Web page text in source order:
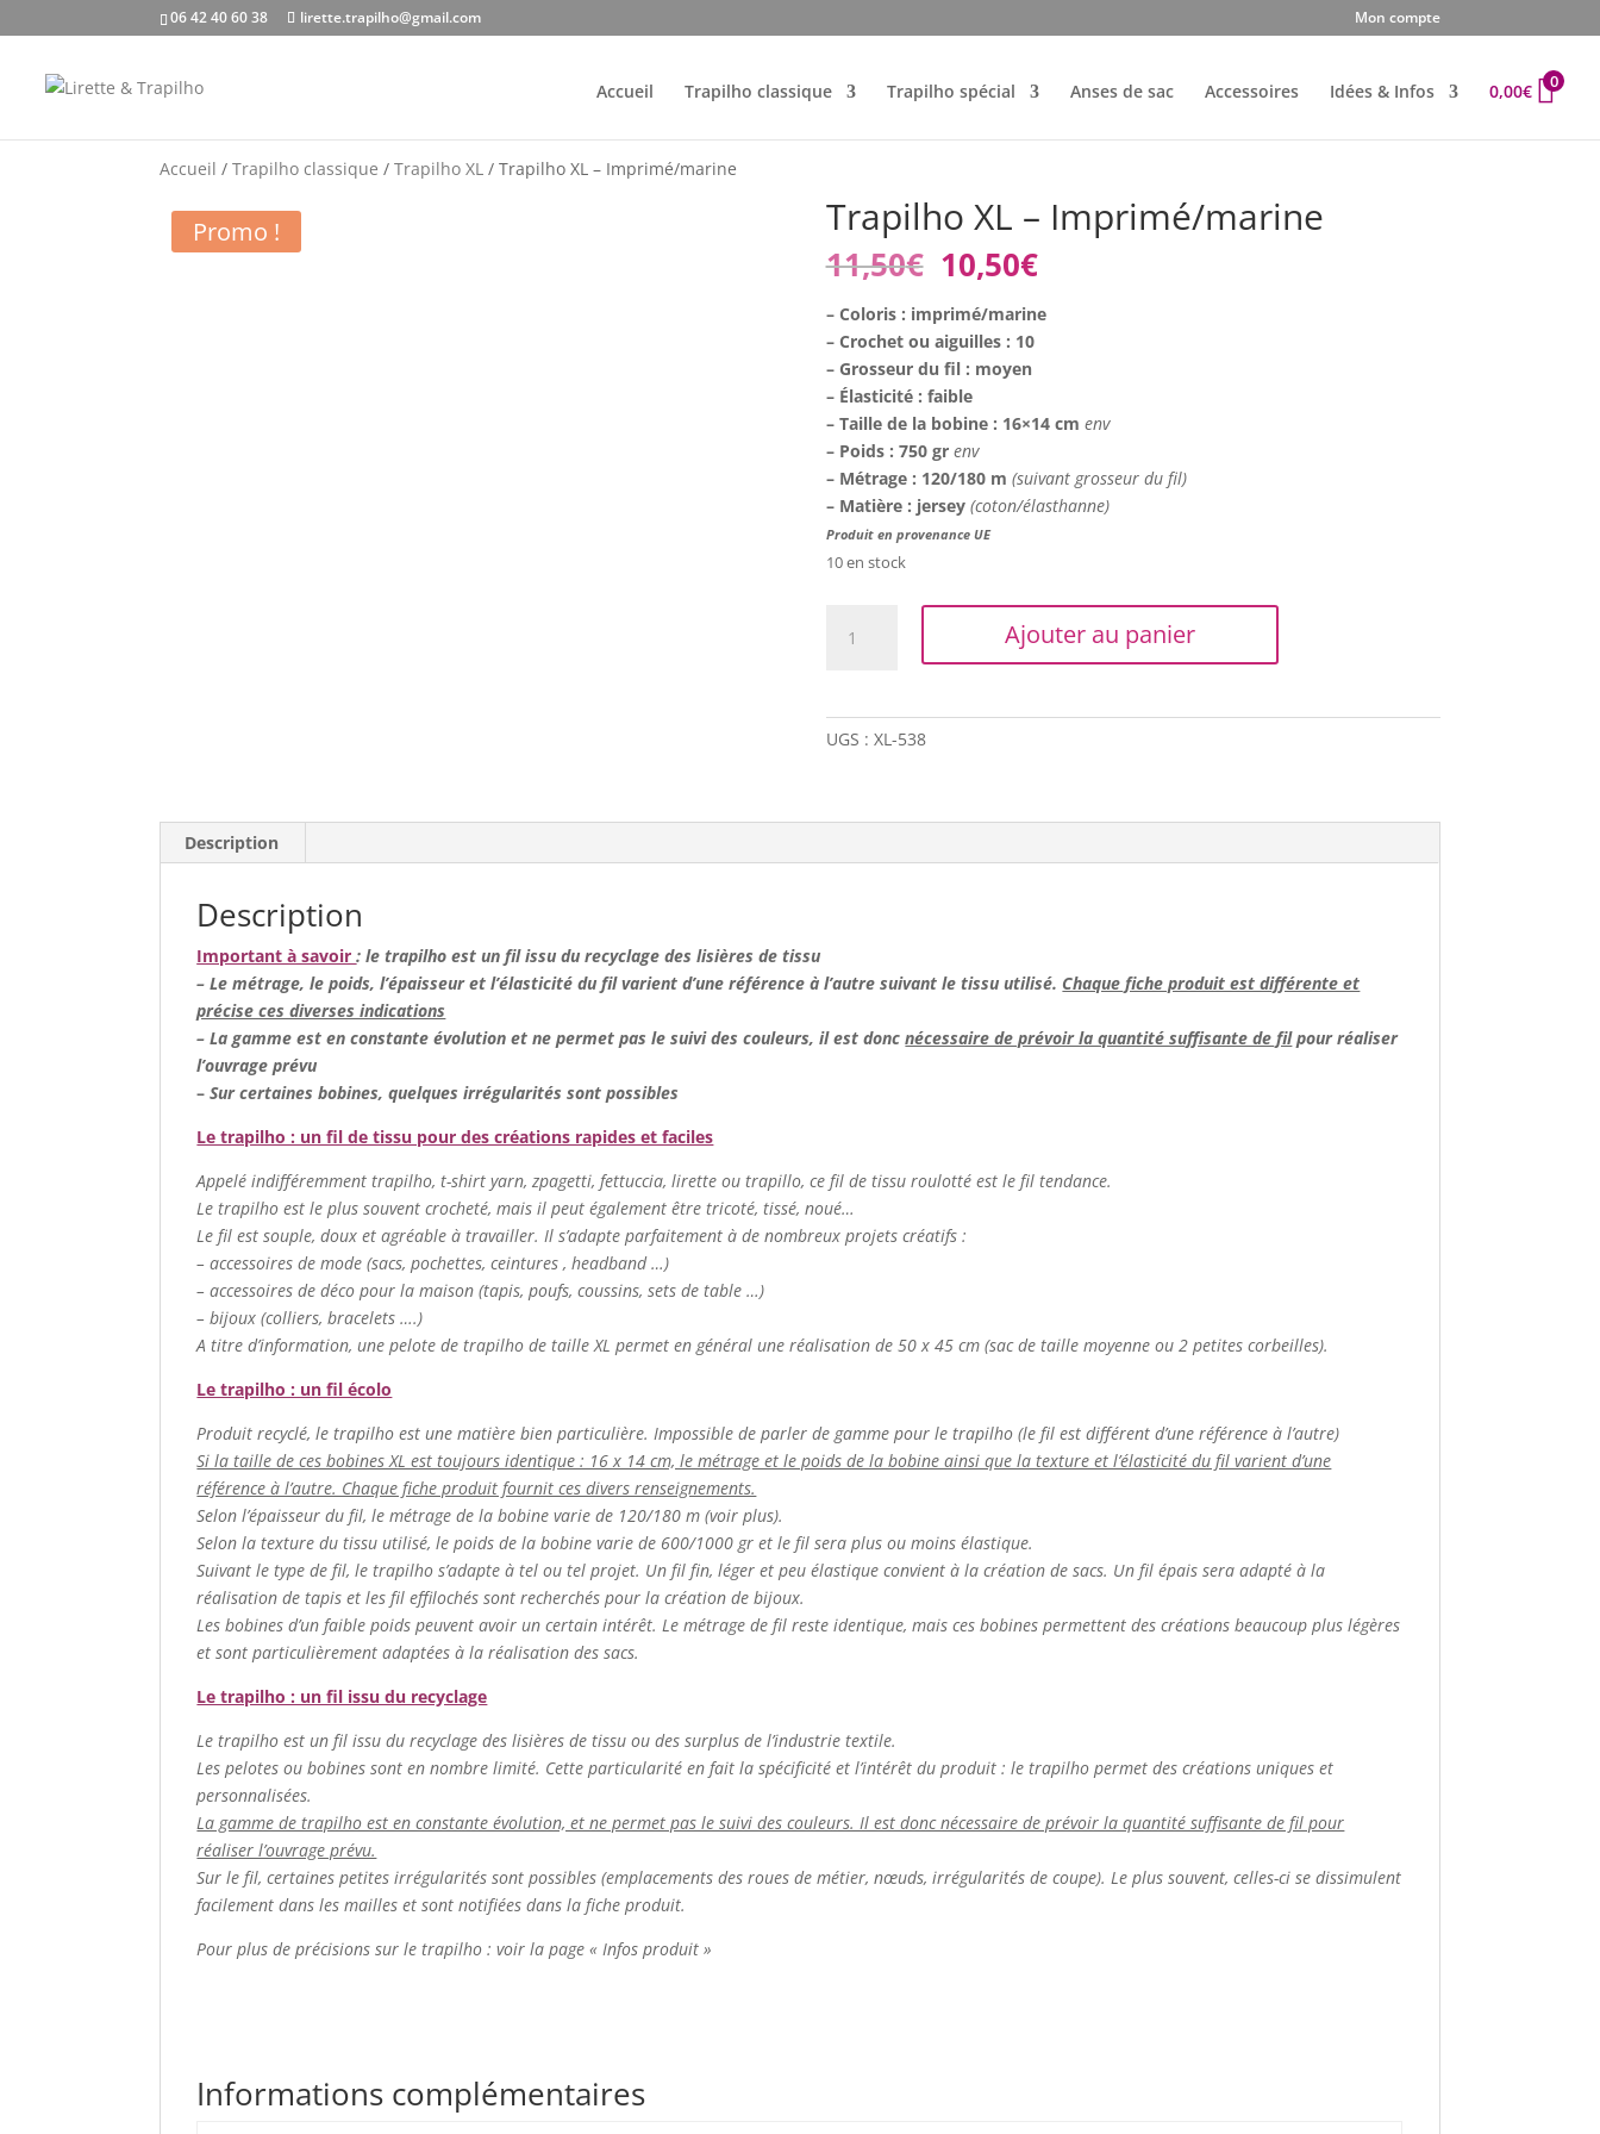
06 42 40 60 38 lirette.trapilho@gmail.com Mon compte
Accueil Trapilho classique Trapilho spécial Anses de sac Accessoires Idées & Infos 0,00€ 0
Accueil /Trapilho classique /Trapilho XL / Trapilho XL – Imprimé/marine
Promo ! Trapilho XL – Imprimé/marine
11,50€ Le
prix
initial
était :
11,50€.
10,50€Le
prix
actuel
– Coloris : imprimé/marine
– Crochet ou aiguilles : 10
– Grosseur du fil : moyen
– Élasticité : faible
– Taille de la bobine : 16×14 cm env
– Poids : 750 gr env
– Métrage : 120/180 m (suivant grosseur du fil)
– Matière : jersey (coton/élasthanne)
Produit en provenance UE
10 en stock
Ajouter au panier
UGS : XL-538
Description
Description
Important à savoir: le trapilho est un fil issu du recyclage des lisières de tissu
– Le métrage, le poids, l’épaisseur et l’élasticité du fil varient d’une référence à l’autre suivant le tissu utilisé. Chaque fiche produit est différente et
précise ces diverses indications
– La gamme est en constante évolution et ne permet pas le suivi des couleurs, il est doncnécessaire de prévoir la quantité suffisante de filpour réaliser
l’ouvrage prévu
–Sur certaines bobines, quelques irrégularités sont possibles
Le trapilho : un fil de tissu pour des créations rapides et faciles
Appelé indifféremment trapilho, t-shirt yarn, zpagetti, fettuccia, lirette ou trapillo, ce fil de tissu roulotté est le fil tendance.
Le trapilho est le plus souvent crocheté, mais il peut également être tricoté, tissé, noué…
Le fil est souple, doux et agréable à travailler. Il s’adapte parfaitement à de nombreux projets créatifs :
– accessoires de mode (sacs, pochettes, ceintures , headband …)
– accessoires de déco pour la maison (tapis, poufs, coussins, sets de table …)
– bijoux (colliers, bracelets ….)
A titre d’information, une pelote de trapilho de taille XL permet en général une réalisation de 50 x 45 cm (sac de taille moyenne ou 2 petites corbeilles).
Le trapilho : un fil écolo
Produit recyclé, le trapilho est une matière bien particulière. Impossible de parler de gamme pour le trapilho (le fil est différent d’une référence à l’autre)
Si la taille de ces bobines XL est toujours identique : 16 x 14 cm, le métrage et le poids de la bobine ainsi que la texture et l’élasticité du fil varient d’une
référence à l’autre. Chaque fiche produit fournit ces divers renseignements.
Selon l’épaisseur du fil, le métrage de la bobine varie de 120/180 m (voir plus).
Selon la texture du tissu utilisé, le poids de la bobine varie de 600/1000 gr et le fil sera plus ou moins élastique.
Suivant le type de fil, le trapilho s’adapte à tel ou tel projet. Un fil fin, léger et peu élastique convient à la création de sacs. Un fil épais sera adapté à la
réalisation de tapis et les fil effilochés sont recherchés pour la création de bijoux.
Les bobines d’un faible poids peuvent avoir un certain intérêt. Le métrage de fil reste identique, mais ces bobines permettent des créations beaucoup plus légères
et sont particulièrement adaptées à la réalisation des sacs.
Le trapilho : un fil issu du recyclage
Le trapilho est un fil issu du recyclage des lisières de tissu ou des surplus de l’industrie textile.
Les pelotes ou bobines sont en nombre limité. Cette particularité en fait la spécificité et l’intérêt du produit : le trapilho permet des créations uniques et
personnalisées.
La gamme de trapilho est en constante évolution, et ne permet pas le suivi des couleurs. Il est donc nécessaire de prévoir la quantité suffisante de fil pour
réaliser l’ouvrage prévu.
Sur le fil, certaines petites irrégularités sont possibles (emplacements des roues de métier, nœuds, irrégularités de coupe). Le plus souvent, celles-ci se dissimulent
facilement dans les mailles et sont notifiées dans la fiche produit.
Pour plus de précisions sur le trapilho : voir la page « Infos produit »
Informations complémentaires